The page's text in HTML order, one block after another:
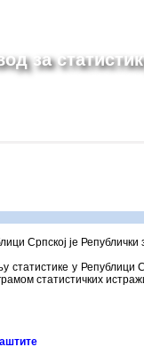
за
Српској је
статистике у
статистичких